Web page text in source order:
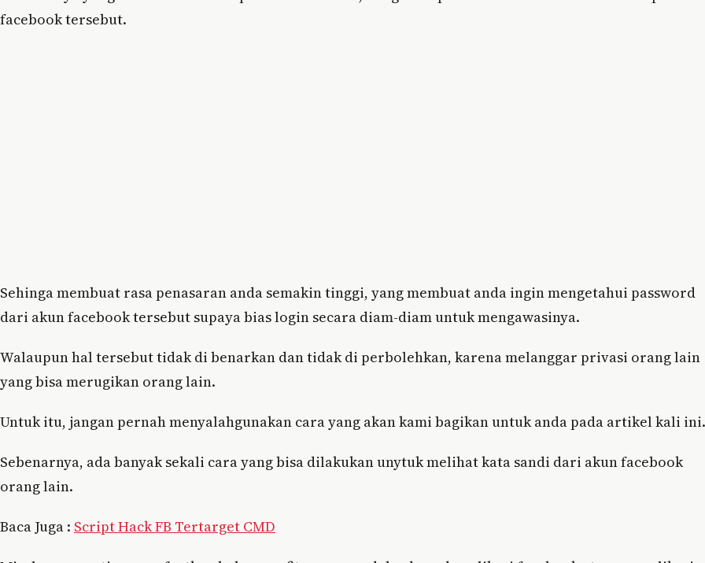
facebook tersebut.
Sehinga membuat rasa penasaran anda semakin tinggi, yang membuat anda ingin mengetahui password
dari akun facebook tersebut supaya bias login secara diam-diam untuk mengawasinya.
Walaupun hal tersebut tidak di benarkan dan tidak di perbolehkan, karena melanggar privasi orang lain
yang bisa merugikan orang lain.
Untuk itu, jangan pernah menyalahgunakan cara yang akan kami bagikan untuk anda pada artikel kali ini.
Sebenarnya, ada banyak sekali cara yang bisa dilakukan unytuk melihat kata sandi dari akun facebook
orang lain.
Baca Juga : Script Hack FB Tertarget CMD